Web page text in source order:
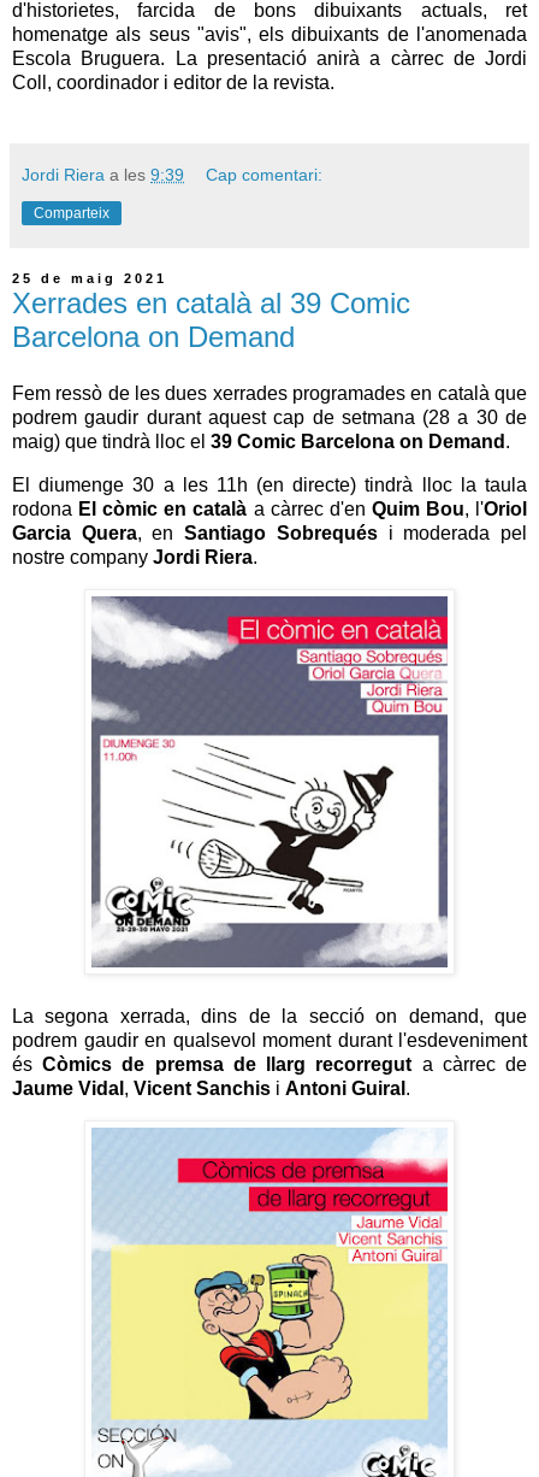
d'historietes, farcida de bons dibuixants actuals, ret
homenatge als seus "avis", els dibuixants de l'anomenada
Escola Bruguera. La presentació anirà a càrrec de Jordi
Coll, coordinador i editor de la revista.
Jordi Riera a les 9:39 Cap comentari:
Comparteix
25 de maig 2021
Xerrades en català al 39 Comic
Barcelona on Demand
Fem ressò de les dues xerrades programades en català que
podrem gaudir durant aquest cap de setmana (28 a 30 de
maig) que tindrà lloc el 39 Comic Barcelona on Demand .
El diumenge 30 a les 11h (en directe) tindrà lloc la taula
rodona El còmic en català a càrrec d'en Quim Bou, l'Oriol
Garcia Quera, enSantiago Sobrequési moderada pel
nostre company Jordi Riera.
La segona xerrada, dins de la secció on demand, que
podrem gaudir en qualsevol moment durant l'esdeveniment
ésCòmics de premsa de llarg recorregut a càrrec de
Jaume Vidal , Vicent Sanchis i Antoni Guiral .